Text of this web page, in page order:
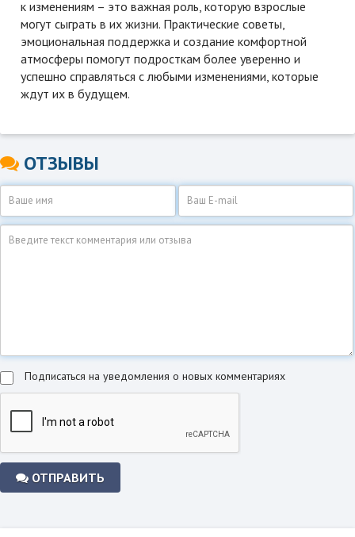
к изменениям – это важная роль, которую взрослые
могут сыграть в их жизни. Практические советы,
эмоциональная поддержка и создание комфортной
атмосферы помогут подросткам более уверенно и
успешно справляться с любыми изменениями, которые
ждут их в будущем.
ОТЗЫВЫ
Подписаться на уведомления о новых комментариях
ОТПРАВИТЬ